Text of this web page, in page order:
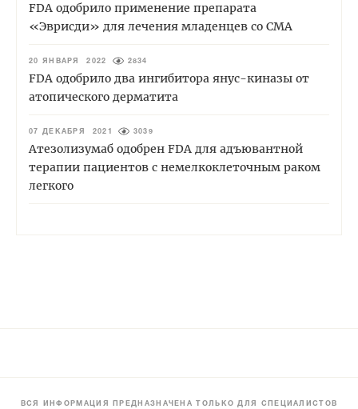
FDA одобрило применение препарата
«Эврисди» для лечения младенцев со СМА
20 ЯНВАРЯ 2022 2834
FDA одобрило два ингибитора янус-киназы от
атопического дерматита
07 ДЕКАБРЯ 2021 3039
Атезолизумаб одобрен FDA для адъювантной
терапии пациентов с немелкоклеточным раком
легкого
ВСЯ ИНФОРМАЦИЯ ПРЕДНАЗНАЧЕНА ТОЛЬКО ДЛЯ СПЕЦИАЛИСТОВ